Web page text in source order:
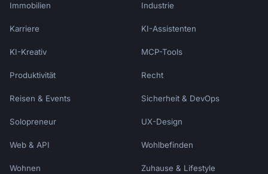
Immobilien Industrie
Karriere KI-Assistenten
KI-Kreativ MCP-Tools
Produktivität Recht
Reisen & Events Sicherheit & DevOps
Solopreneur UX-Design
Web & API Wohlbefinden
Wohnen Zuhause & Lifestyle